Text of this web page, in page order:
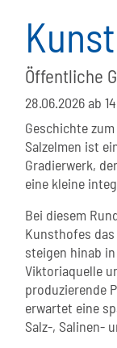
Öffentliche
28.06.2026ab
Geschichte
Salzelmen ist
Gradierwerk,
eine kleine
Bei diesem
Kunsthofes
steigen hinab
Viktoriaquelle
produzierende
erwartet eine
Salz-, Salinen-